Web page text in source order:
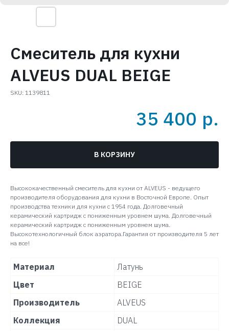
Смеситель для кухни
ALVEUS DUAL BEIGE
SKU: 1139811
35 400 р.
В КОРЗИНУ
Высококачественный смеситель для кухни от ALVEUS - ведущего
производителя оборудования для кухни в Восточной Европе. Опыт
производства техники для кухни с 1954 года. Долговечный
керамический картридж с пониженным уровнем шума. Долговечный
керамический картридж с пониженным уровнем шума.
Высокотехнологичный блок аэратора.Гарантия от производителя 5 лет
на все!
Материал
Латунь
Цвет
BEIGE
Производитель
ALVEUS
Коллекция
DUAL